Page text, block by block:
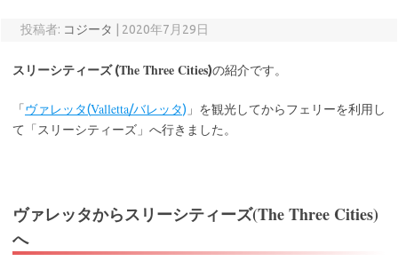
投稿者: コジータ 2020年7月29日
スリーシティーズ (The Three Cities)の紹介です。
「ヴァレッタ(Valletta/バレッタ) 」を観光してからフェリーを利用し
て「スリーシティーズ」へ行きました。
ヴァレッタからスリーシティーズ(The Three Cities)
へ